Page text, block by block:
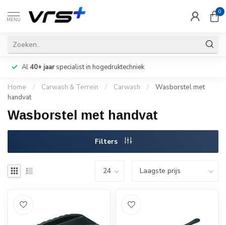
MENU
0
Al 40+ jaarspecialist in hogedruktechniek
Home / Carwash & Terrein / Carwash /
Wasborstel met
handvat
Wasborstel met handvat
Filters